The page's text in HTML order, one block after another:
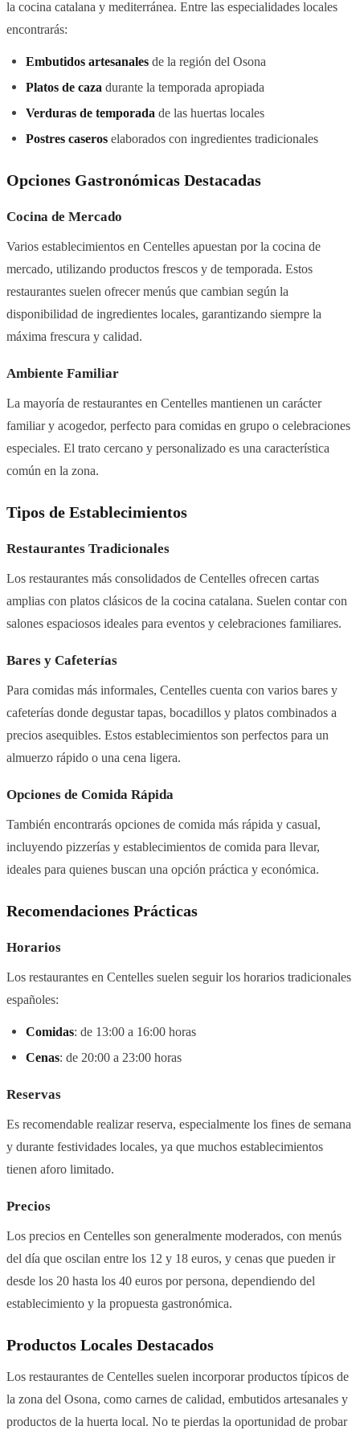
la cocina catalana y mediterránea. Entre las especialidades locales
encontrarás:
Embutidos artesanales de la región del Osona
Platos de caza durante la temporada apropiada
Verduras de temporada de las huertas locales
Postres caseros elaborados con ingredientes tradicionales
Opciones Gastronómicas Destacadas
Cocina de Mercado
Varios establecimientos en Centelles apuestan por la cocina de
mercado, utilizando productos frescos y de temporada. Estos
restaurantes suelen ofrecer menús que cambian según la
disponibilidad de ingredientes locales, garantizando siempre la
máxima frescura y calidad.
Ambiente Familiar
La mayoría de restaurantes en Centelles mantienen un carácter
familiar y acogedor, perfecto para comidas en grupo o celebraciones
especiales. El trato cercano y personalizado es una característica
común en la zona.
Tipos de Establecimientos
Restaurantes Tradicionales
Los restaurantes más consolidados de Centelles ofrecen cartas
amplias con platos clásicos de la cocina catalana. Suelen contar con
salones espaciosos ideales para eventos y celebraciones familiares.
Bares y Cafeterías
Para comidas más informales, Centelles cuenta con varios bares y
cafeterías donde degustar tapas, bocadillos y platos combinados a
precios asequibles. Estos establecimientos son perfectos para un
almuerzo rápido o una cena ligera.
Opciones de Comida Rápida
También encontrarás opciones de comida más rápida y casual,
incluyendo pizzerías y establecimientos de comida para llevar,
ideales para quienes buscan una opción práctica y económica.
Recomendaciones Prácticas
Horarios
Los restaurantes en Centelles suelen seguir los horarios tradicionales
españoles:
Comidas: de 13:00 a 16:00 horas
Cenas: de 20:00 a 23:00 horas
Reservas
Es recomendable realizar reserva, especialmente los fines de semana
y durante festividades locales, ya que muchos establecimientos
tienen aforo limitado.
Precios
Los precios en Centelles son generalmente moderados, con menús
del día que oscilan entre los 12 y 18 euros, y cenas que pueden ir
desde los 20 hasta los 40 euros por persona, dependiendo del
establecimiento y la propuesta gastronómica.
Productos Locales Destacados
Los restaurantes de Centelles suelen incorporar productos típicos de
la zona del Osona, como carnes de calidad, embutidos artesanales y
productos de la huerta local. No te pierdas la oportunidad de probar